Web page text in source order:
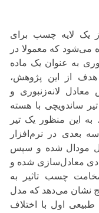
یک لایه چسب برای
می‌شود که معمولا در
به عنوان یک ماده
هدف از این پژوهش،
لانه‌زنبوری و
ساندویچی با هسته
این منظور یک تیر
بعدی در نرم‌افزار
مودال شده و سپس
معادل‌سازی شده و
چسب تاثیر به
نشان می‌دهد که مدل
اول با اختلاف